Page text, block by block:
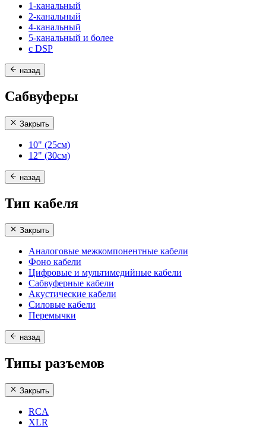
1-канальный
2-канальный
4-канальный
5-канальный и более
с DSP
назад
Сабвуферы
Закрыть
10" (25см)
12" (30см)
назад
Тип кабеля
Закрыть
Аналоговые межкомпонентные кабели
Фоно кабели
Цифровые и мультимедийные кабели
Сабвуферные кабели
Акустические кабели
Силовые кабели
Перемычки
назад
Типы разъемов
Закрыть
RCA
XLR